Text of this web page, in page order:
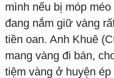
mình nếu bị móp
đang nắm giữ vàng
tiền oan. Anh Khuê
mang vàng đi bán,
tiệm vàng ở huyện